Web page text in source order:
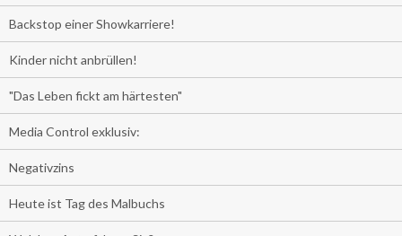
Backstop einer Showkarriere!
Kinder nicht anbrüllen!
"Das Leben fickt am härtesten"
Media Control exklusiv:
Negativzins
Heute ist Tag des Malbuchs